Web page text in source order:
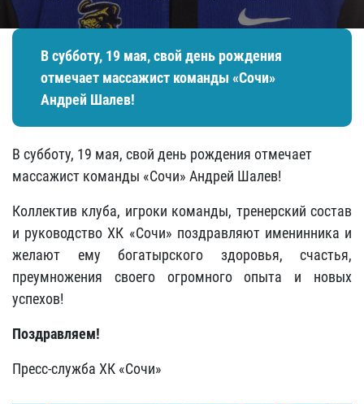
В субботу, 19 мая, свой день рождения
отмечает массажист команды «Сочи»
Андрей Шалев!
В субботу, 19 мая, свой день рождения отмечает
массажист команды «Сочи» Андрей Шалев!
Коллектив клуба, игроки команды, тренерский состав
и руководство ХК «Сочи» поздравляют именинника и
желают ему богатырского здоровья, счастья,
преумножения своего огромного опыта и новых
успехов!
Поздравляем!
Пресс-служба ХК «Сочи»